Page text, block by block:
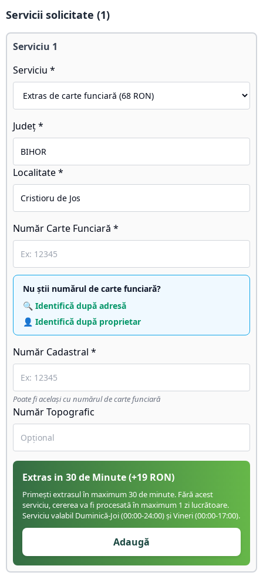
Servicii solicitate (1)
Serviciu 1
Serviciu *
Județ *
Localitate *
Număr Carte Funciară *
Nu știi numărul de carte funciară?
🔍 Identifică după adresă
👤 Identifică după proprietar
Număr Cadastral *
Poate fi același cu numărul de carte funciară
Număr Topografic
Extras in 30 de Minute(+19 RON)
Primești extrasul în maximum 30 de minute. Fără acest
serviciu, cererea va fi procesată în maximum 1 zi lucrătoare.
Serviciu valabil Duminică-Joi (00:00-24:00) și Vineri (00:00-17:00).
Adaugă